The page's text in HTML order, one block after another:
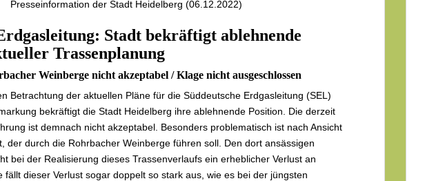
Presseinformation der Stadt Heidelberg (06.12.2022)
Stadt bekräftigt ablehnende
Trassenplanung
Weinberge nicht akzeptabel / Klage nicht ausgeschlossen
Betrachtung der aktuellen Pläne für die Süddeutsche Erdgasleitung (SEL)
bekräftigt die Stadt Heidelberg ihre ablehnende Position. Die derzeit
ist demnach nicht akzeptabel. Besonders problematisch ist nach Ansicht
der durch die Rohrbacher Weinberge führen soll. Den dort ansässigen
bei der Realisierung dieses Trassenverlaufs ein erheblicher Verlust an
fällt dieser Verlust sogar doppelt so stark aus, wie es bei der jüngsten